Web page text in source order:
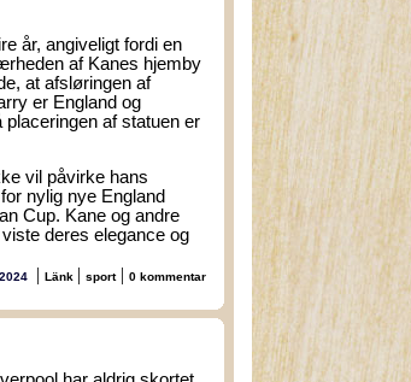
år, angiveligt fordi en
af Kanes hjemby
at afsløringen af
er England og
af statuen er
vil påvirke hans
nylig nye England
Cup. Kane og andre
deres elegance og
| Länk | sport| 0 kommentar